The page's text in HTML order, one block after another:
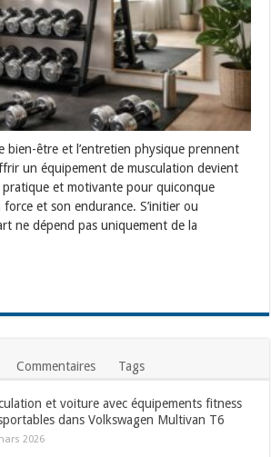
booster
la
motivation
avec
kettlebells
haltères
bien-être et l’entretien physique prennent
un équipement de musculation devient
et motivante pour quiconque
et son endurance. S’initier ou
ne dépend pas uniquement de la
Commentaires Tags
et voiture avec équipements fitness
dans Volkswagen Multivan T6
2026